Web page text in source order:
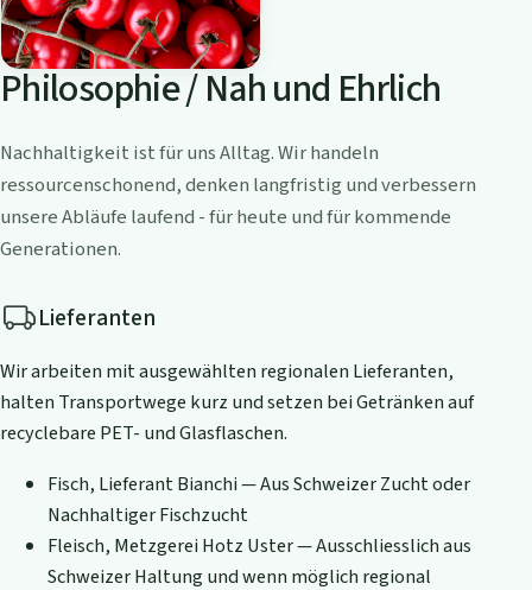
Philosophie / Nah und Ehrlich
Nachhaltigkeit ist für uns Alltag. Wir handeln
ressourcenschonend, denken langfristig und verbessern
unsere Abläufe laufend - für heute und für kommende
Generationen.
Lieferanten
Wir arbeiten mit ausgewählten regionalen Lieferanten,
halten Transportwege kurz und setzen bei Getränken auf
recyclebare PET- und Glasflaschen.
Fisch, Lieferant Bianchi — Aus Schweizer Zucht oder
Nachhaltiger Fischzucht
Fleisch, Metzgerei Hotz Uster — Ausschliesslich aus
Schweizer Haltung und wenn möglich regional